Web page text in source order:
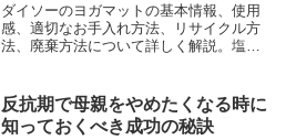
ダイソーのヨガマットの基本情報、使用
感、適切なお手入れ方法、リサイクル方
法、廃棄方法について詳しく解説。塩化
法を紹介しています。
反抗期で母親をやめたくなる時に
知っておくべき成功の秘訣